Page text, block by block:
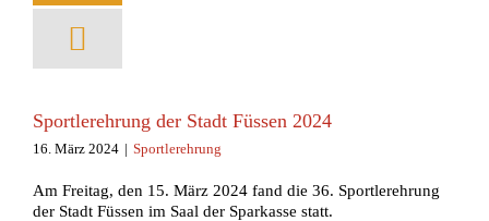
Sportlerehrung der Stadt Füssen 2024
16. März 2024 | Sportlerehrung
Am Freitag, den 15. März 2024 fand die 36. Sportlerehrung
der Stadt Füssen im Saal der Sparkasse statt.